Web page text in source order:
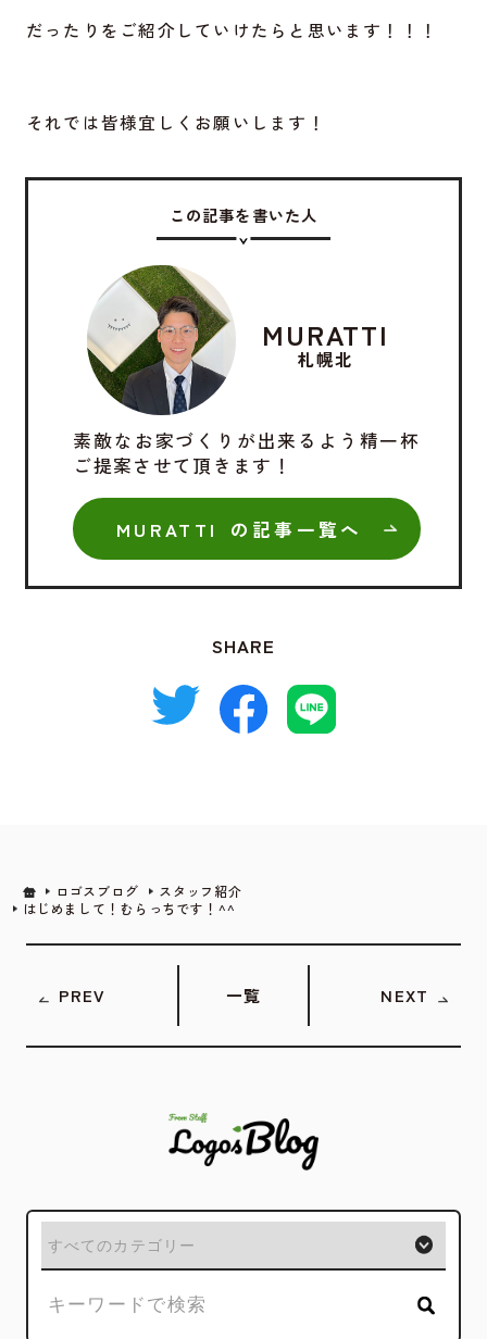
だったりをご紹介していけたらと思います！！！
それでは皆様宜しくお願いします！
この記事を書いた人
MURATTI
札幌北
素敵なお家づくりが出来るよう精一杯
ご提案させて頂きます！
MURATTI の記事一覧へ
SHARE
PREV 一覧 NEXT
ロゴスブログ
スタッフ紹介
はじめまして！むらっちです！^^